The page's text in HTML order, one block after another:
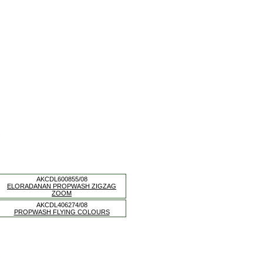
AKCDL600855/08
ELORADANAN PROPWASH ZIGZAG
ZOOM
AKCDL406274/08
PROPWASH FLYING COLOURS